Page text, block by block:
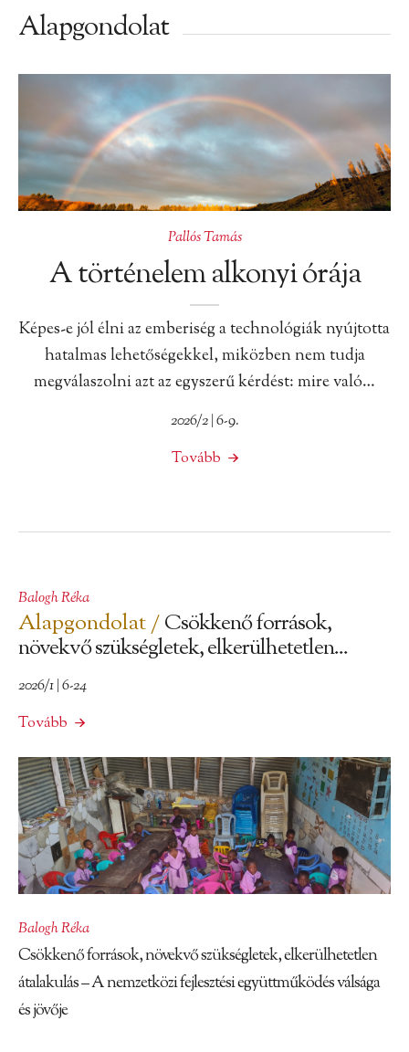
Alapgondolat
Pallós Tamás
A történelem alkonyi órája
Képes-e jól élni az emberiség a technológiák nyújtotta
hatalmas lehetőségekkel, miközben nem tudja
megválaszolni azt az egyszerű kérdést: mire való…
2026/2 | 6-9.
Tovább
Balogh Réka
Alapgondolat /Csökkenő források,
növekvő szükségletek, elkerülhetetlen...
2026/1 | 6-24
Tovább
Balogh Réka
Csökkenő források, növekvő szükségletek, elkerülhetetlen
átalakulás – A nemzetközi fejlesztési együttműködés válsága
és jövője